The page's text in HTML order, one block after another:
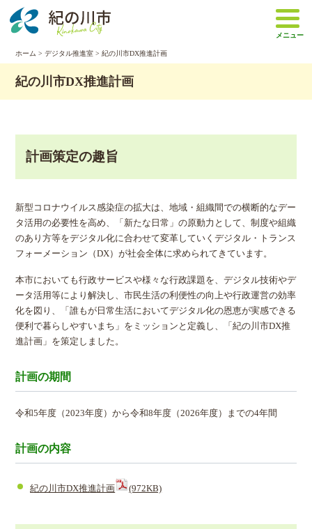
メニュー
ホーム >デジタル推進室 > 紀の川市DX推進計画
紀の川市DX推進計画
計画策定の趣旨
新型コロナウイルス感染症の拡大は、地域・組織間での横断的なデー
タ活用の必要性を高め、「新たな日常」の原動力として、制度や組織
のあり方等をデジタル化に合わせて変革していくデジタル・トランス
フォーメーション（DX）が社会全体に求められてきています。
本市においても行政サービスや様々な行政課題を、デジタル技術やデ
ータ活用等により解決し、市民生活の利便性の向上や行政運営の効率
化を図り、「誰もが日常生活においてデジタル化の恩恵が実感できる
便利で暮らしやすいまち」をミッションと定義し、「紀の川市DX推
進計画」を策定しました。
計画の期間
令和5年度（2023年度）から令和8年度（2026年度）までの4年間
計画の内容
紀の川市DX推進計画 (972KB)